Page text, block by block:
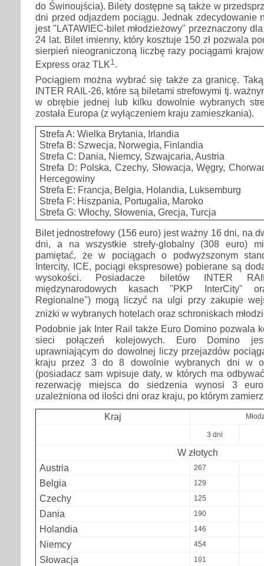
do Świnoujścia). Bilety dostępne są także w
dni przed odjazdem pociągu. Jednak zdecydowanie
jest "LATAWIEC-bilet młodzieżowy" przeznaczony
24 lat. Bilet imienny, który kosztuje 150 zł pozwala
sierpień nieograniczoną liczbę razy pociągami
Express oraz TLK1 .
Pociągiem można wybrać się także za granicę.
INTER RAIL-26, które są biletami strefowymi tj.
w obrębie jednej lub kilku dowolnie wybranych
została Europa (z wyłączeniem kraju zamieszkania).
Strefa A: Wielka Brytania, Irlandia
Strefa B: Szwecja, Norwegia, Finlandia
Strefa C: Dania, Niemcy, Szwajcaria, Austria
Strefa D: Polska, Czechy, Słowacja, Węgry,
Hercegowiny
Strefa E: Francja, Belgia, Holandia, Luksemburg
Strefa F: Hiszpania, Portugalia, Maroko
Strefa G: Włochy, Słowenia, Grecja, Turcja
Bilet jednostrefowy (156 euro) jest ważny 16 dni, na
dni, a na wszystkie strefy-globalny (308 euro)
pamiętać, że w pociągach o podwyższonym
Intercity, ICE, pociągi ekspresowe) pobierane są
wysokości. Posiadacze biletów INTER
międzynarodowych kasach "PKP InterCity"
Regionalne") mogą liczyć na ulgi przy zakupie
zniżki w wybranych hotelach oraz schroniskach
Podobnie jak Inter Rail także Euro Domino pozwala
sieci połączeń kolejowych. Euro Domino
uprawniającym do dowolnej liczy przejazdów
kraju przez 3 do 8 dowolnie wybranych dni w
(posiadacz sam wpisuje daty, w których ma
rezerwację miejsca do siedzenia wynosi 3
uzależniona od ilości dni oraz kraju, po którym
Kraj
3 dni
W złotych
Austria
267
Belgia 129
Czechy 125
Dania 190
Holandia 146
Niemcy 454
Słowacja 101